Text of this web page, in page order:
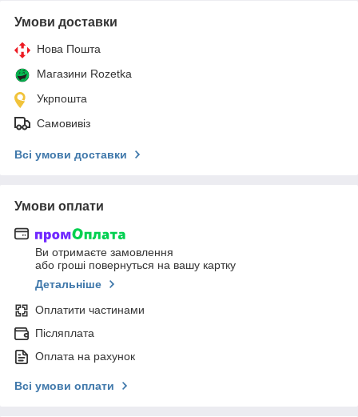
Умови доставки
Нова Пошта
Магазини Rozetka
Укрпошта
Самовивіз
Всі умови доставки
Умови оплати
Ви отримаєте замовлення
або гроші повернуться на вашу картку
Детальніше
Оплатити частинами
Післяплата
Оплата на рахунок
Всі умови оплати